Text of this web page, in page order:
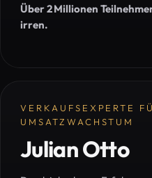
Über 2 Millionen
irren.
VERKAUFSEXPERTE
UMSATZWACHSTUM
Julian Otto